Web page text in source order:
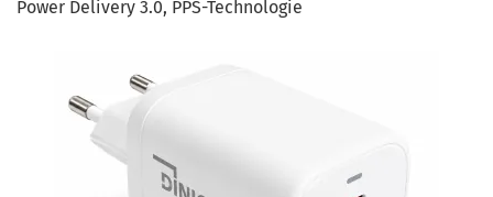
Power Delivery 3.0, PPS-Technologie